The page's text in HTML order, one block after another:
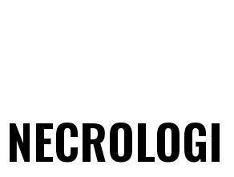
NECROLOGI